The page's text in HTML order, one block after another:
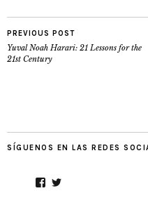
PREVIOUS POST
Yuval Noah Harari: 21 Lessons for the
21st Century
SÍGUENOS EN LAS REDES
Facebook